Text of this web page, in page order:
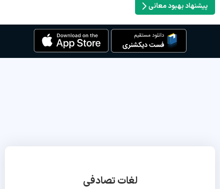
پیشنهاد بهبود معانی
لغات تصادفی